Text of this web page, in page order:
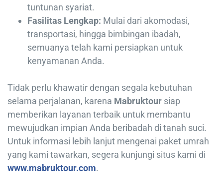
tuntunan syariat.
Fasilitas Lengkap: Mulai dari akomodasi,
transportasi, hingga bimbingan ibadah,
semuanya telah kami persiapkan untuk
kenyamanan Anda.
Tidak perlu khawatir dengan segala kebutuhan
selama perjalanan, karena Mabruktour siap
memberikan layanan terbaik untuk membantu
mewujudkan impian Anda beribadah di tanah suci.
Untuk informasi lebih lanjut mengenai paket umrah
yang kami tawarkan, segera kunjungi situs kami di
www.mabruktour.com.